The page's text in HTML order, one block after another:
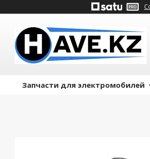
Запчасти для электромобилей